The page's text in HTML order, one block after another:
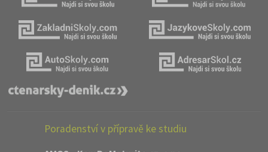
Poradenství v přípravě ke studiu